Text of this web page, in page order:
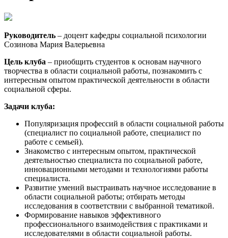
Руководитель – доцент кафедры социальной психологии
Созинова Мария Валерьевна
Цель клуба – приобщить студентов к основам научного
творчества в области социальной работы, познакомить с
интересным опытом практической деятельности в области
социальной сферы.
Задачи клуба:
Популяризация профессий в области социальной работы
(специалист по социальной работе, специалист по
работе с семьей).
Знакомство с интересным опытом, практической
деятельностью специалиста по социальной работе,
инновационными методами и технологиями работы
специалиста.
Развитие умений выстраивать научное исследование в
области социальной работы; отбирать методы
исследования в соответствии с выбранной тематикой.
Формирование навыков эффективного
профессионального взаимодействия с практиками и
исследователями в области социальной работы.